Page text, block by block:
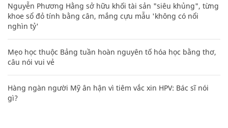
Nguyễn Phương Hằng sở hữu khối tài sản "siêu khủng", từng
khoe sổ đỏ tính bằng cân, mắng cựu mẫu 'không có nổi
nghìn tỷ'
Mẹo học thuộc Bảng tuần hoàn nguyên tố hóa học bằng thơ,
câu nói vui vẻ
Hàng ngàn người Mỹ ân hận vì tiêm vắc xin HPV: Bác sĩ nói
gì?